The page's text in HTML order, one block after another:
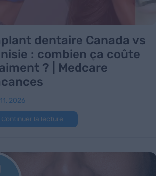
dentaire Canada vs
: combien ça coûte
? | Medcare
2026
Continuer la lecture